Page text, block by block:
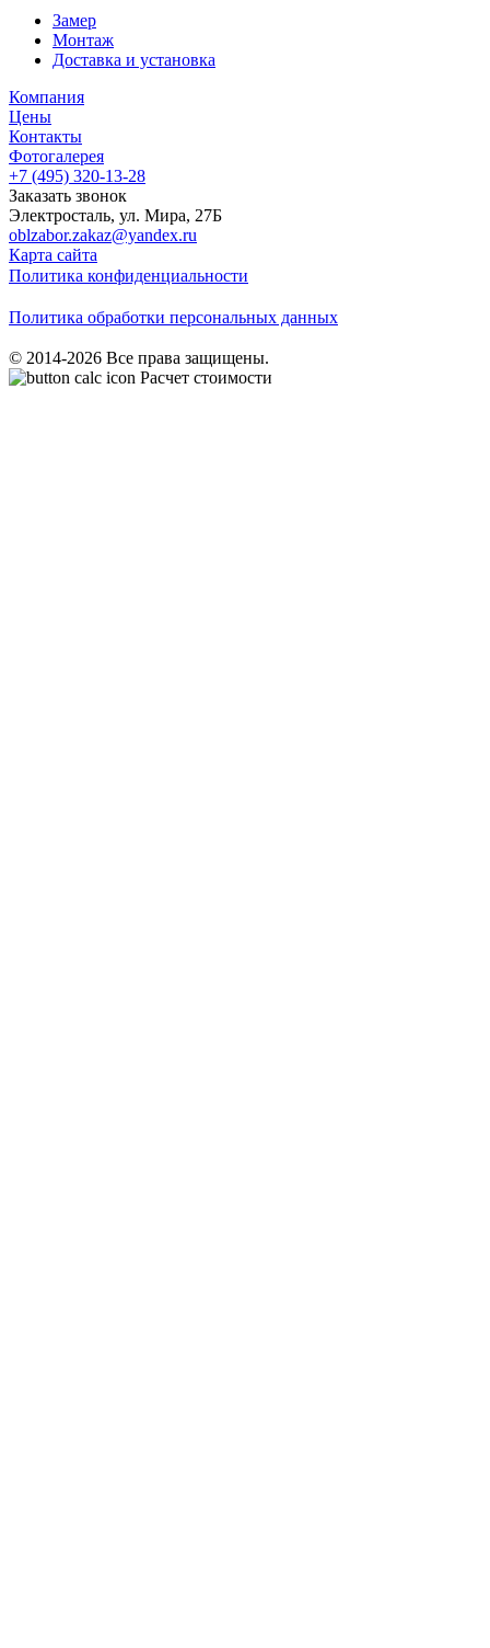
Замер
Монтаж
Доставка и установка
Компания
Цены
Контакты
Фотогалерея
+7 (495) 320-13-28
Заказать звонок
Электросталь, ул. Мира, 27Б
oblzabor.zakaz@yandex.ru
Карта сайта
Политика конфиденциальности
Политика обработки персональных данных
© 2014-2026 Все права защищены.
Расчет стоимости